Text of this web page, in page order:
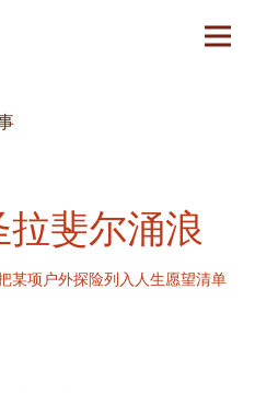
切换
斐尔涌浪
某项户外探险列入人生愿望清单